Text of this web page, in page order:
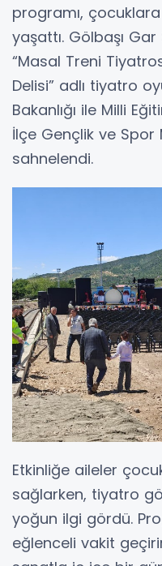
programı,
yaşattı. Gölbaşı
“Masal Treni
Delisi” adlı tiyatro
Bakanlığı ile Milli
İlçe Gençlik ve
sahnelendi.
Etkinliğe aileler
sağlarken, tiyatro
yoğun ilgi gördü.
eğlenceli vakit